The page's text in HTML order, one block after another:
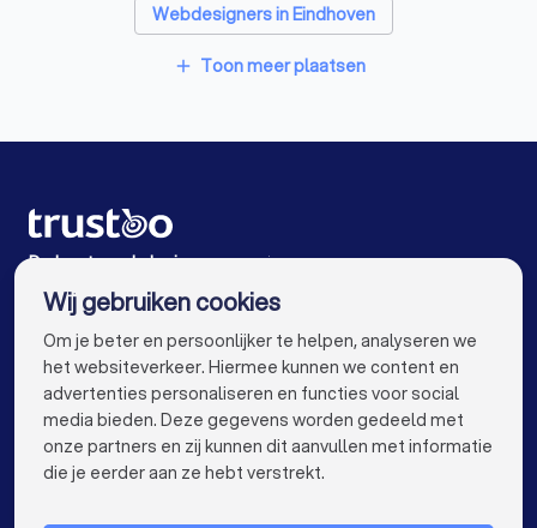
Webdesigners in Eindhoven
Webdesigners in Geldrop
Webdesigners in Heeze
Webdesigners in Rotterdam
Webdesigners in Den Haag
Webdesigners in Utrecht
Webdesigners in Tilburg
Webdesigners in Groningen
Webdesigners in Almere
Webdesigners in Breda
add Toon meer plaatsen
De beste webdesigners voor jou
VOOR PARTICULIEREN keyboard_arrow_down
Wij gebruiken cookies
Om je beter en persoonlijker te helpen, analyseren we
het websiteverkeer. Hiermee kunnen we content en
advertenties personaliseren en functies voor social
media bieden. Deze gegevens worden gedeeld met
onze partners en zij kunnen dit aanvullen met informatie
die je eerder aan ze hebt verstrekt.